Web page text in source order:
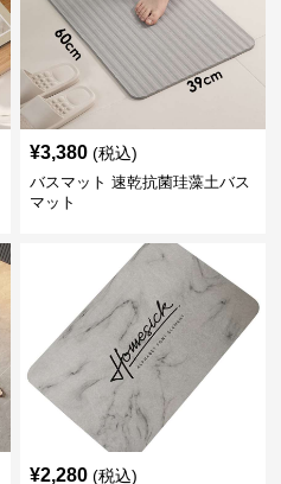
¥3,380 (税込)
バスマット 速乾抗菌珪藻土バス
マット
¥2,280 (税込)